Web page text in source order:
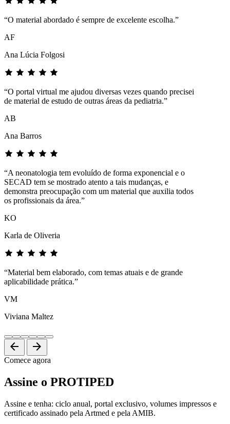
“O material abordado é sempre de excelente escolha.”
AF
Ana Lúcia Folgosi
“O portal virtual me ajudou diversas vezes quando precisei
de material de estudo de outras áreas da pediatria.”
AB
Ana Barros
“A neonatologia tem evoluído de forma exponencial e o
SECAD tem se mostrado atento a tais mudanças, e
demonstra preocupação com um material que auxilia todos
os profissionais da área.”
KO
Karla de Oliveria
“Material bem elaborado, com temas atuais e de grande
aplicabilidade prática.”
VM
Viviana Maltez
arrow_back arrow_forward
Comece agora
Assine o PROTIPED
Assine e tenha: ciclo anual, portal exclusivo, volumes impressos e
certificado assinado pela Artmed e pela AMIB.